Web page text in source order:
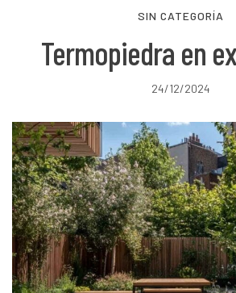
SIN CATEGORÍA
Termopiedra en
24/12/2024